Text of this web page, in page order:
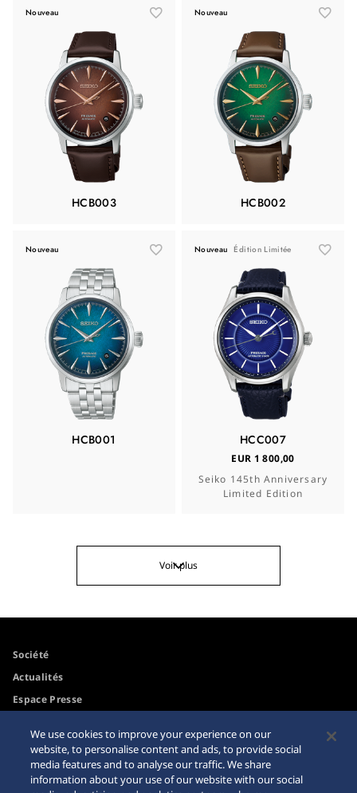
Nouveau
HCB003
Nouveau
HCB002
Nouveau
HCB001
Nouveau Édition Limitée
HCC007
EUR 1 800,00
Seiko 145th Anniversary
Limited Edition
Voir plus
Société
Actualités
Espace Presse
Accessibilité
Conditions d'utilisation
Mise en garde achats en
ligne
Espace Pro
We use cookies to improve your experience on our
website, to personalise content and ads, to provide social
media features and to analyse our traffic. We share
information about your use of our website with our social